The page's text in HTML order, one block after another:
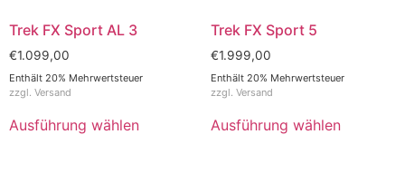
Trek FX Sport AL 3
€1.099,00
Enthält 20% Mehrwertsteuer
zzgl. Versand
Ausführung wählen
Trek FX Sport 5
€1.999,00
Enthält 20% Mehrwertsteuer
zzgl. Versand
Ausführung wählen